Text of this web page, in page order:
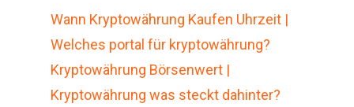
Wann Kryptowährung Kaufen Uhrzeit |
Welches portal für kryptowährung?
Kryptowährung Börsenwert |
Kryptowährung was steckt dahinter?